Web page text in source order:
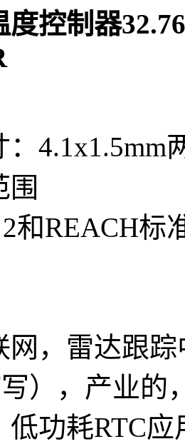
度控制器
4.1x1.5mm
围
和REACH标
， 雷达跟踪
）， 产业的
低功耗RTC应